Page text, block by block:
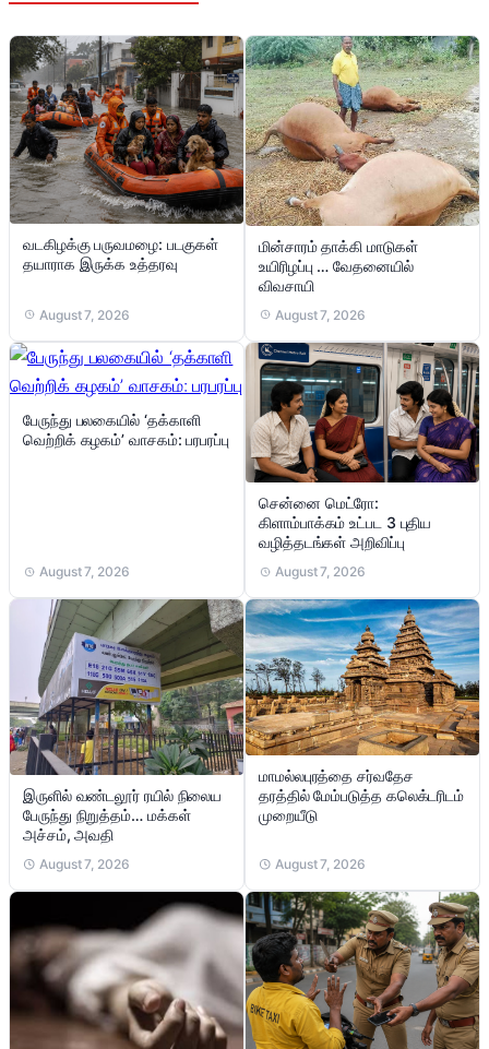
வடகிழக்கு பருவமழை: படகுகள்
தயாராக இருக்க உத்தரவு
August 7, 2026
மின்சாரம் தாக்கி மாடுகள்
உயிரிழப்பு … வேதனையில்
விவசாயி
August 7, 2026
பேருந்து பலகையில் ‘தக்காளி
வெற்றிக் கழகம்’ வாசகம்: பரபரப்பு
August 7, 2026
சென்னை மெட்ரோ:
கிளாம்பாக்கம் உட்பட 3 புதிய
வழித்தடங்கள் அறிவிப்பு
August 7, 2026
இருளில் வண்டலூர் ரயில் நிலைய
பேருந்து நிறுத்தம்… மக்கள்
அச்சம், அவதி
August 7, 2026
மாமல்லபுரத்தை சர்வதேச
தரத்தில் மேம்படுத்த கலெக்டரிடம்
முறையீடு
August 7, 2026